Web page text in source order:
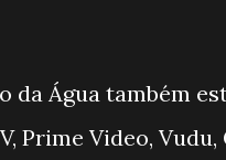
da Água também
Prime Video,